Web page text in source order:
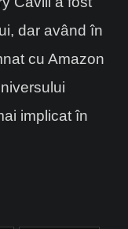
dar având în
cu Amazon
implicat în